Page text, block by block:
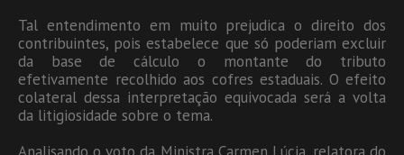
Tal entendimento em muito prejudica o direito dos
contribuintes, pois estabelece que só poderiam excluir
da base de cálculo o montante do tributo
efetivamente recolhido aos cofres estaduais. O efeito
colateral dessa interpretação equivocada será a volta
da litigiosidade sobre o tema.